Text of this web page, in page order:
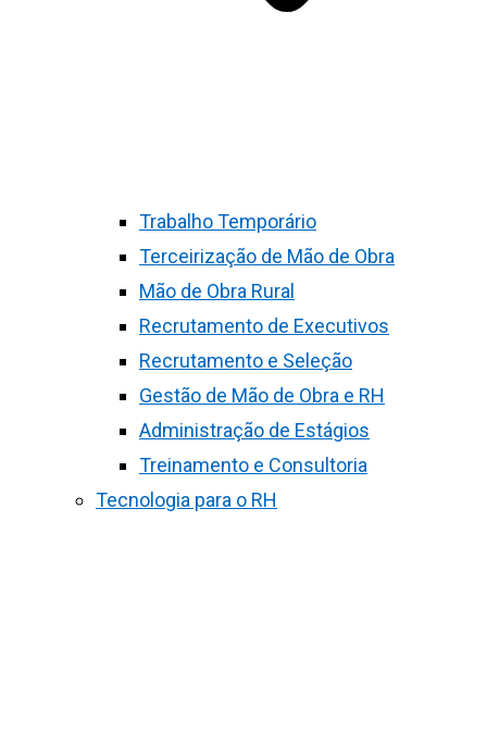
Trabalho Temporário
Terceirização de Mão de Obra
Mão de Obra Rural
Recrutamento de Executivos
Recrutamento e Seleção
Gestão de Mão de Obra e RH
Administração de Estágios
Treinamento e Consultoria
Tecnologia para o RH